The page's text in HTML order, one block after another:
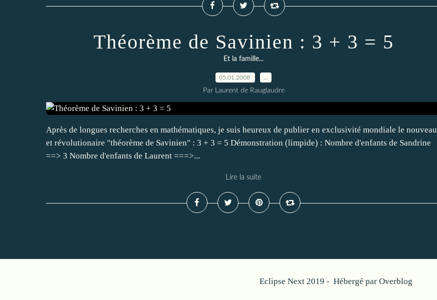
Théorème de Savinien : 3 + 3 = 5
Et la famille...
05.01.2008
Par Laurent de Rauglaudre
Après de longues recherches en mathématiques, je suis heureux de publier en exclusivité mondiale le nouveau
et révolutionaire "théorème de Savinien" : 3 + 3 = 5 Démonstration (limpide) : Nombre d'enfants de Sandrine
==> 3 Nombre d'enfants de Laurent ===>...
Lire la suite
Eclipse Next 2019 - Hébergé par Overblog